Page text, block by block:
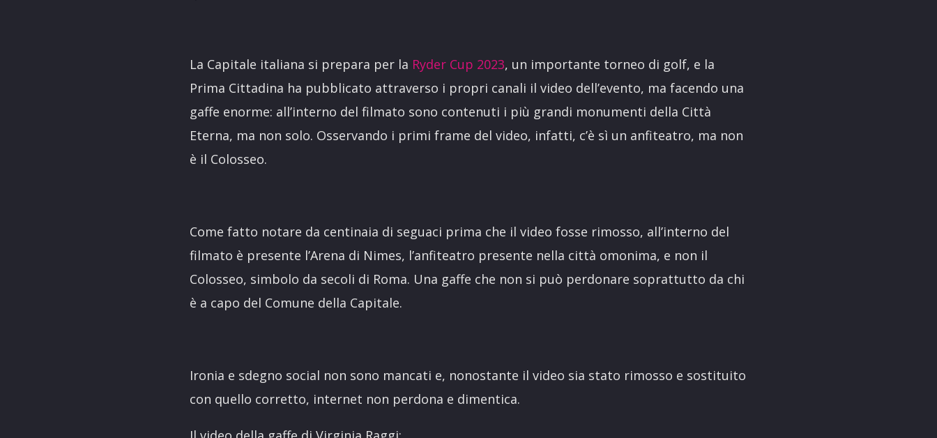
La Capitale italiana si prepara per la Ryder Cup 2023, un importante torneo di golf, e la
Prima Cittadina ha pubblicato attraverso i propri canali il video dell’evento, ma facendo una
gaffe enorme: all’interno del filmato sono contenuti i più grandi monumenti della Città
Eterna, ma non solo. Osservando i primi frame del video, infatti, c’è sì un anfiteatro, ma non
è il Colosseo.
Come fatto notare da centinaia di seguaci prima che il video fosse rimosso, all’interno del
filmato è presente l’Arena di Nimes, l’anfiteatro presente nella città omonima, e non il
Colosseo, simbolo da secoli di Roma. Una gaffe che non si può perdonare soprattutto da chi
è a capo del Comune della Capitale.
Ironia e sdegno social non sono mancati e, nonostante il video sia stato rimosso e sostituito
con quello corretto, internet non perdona e dimentica.